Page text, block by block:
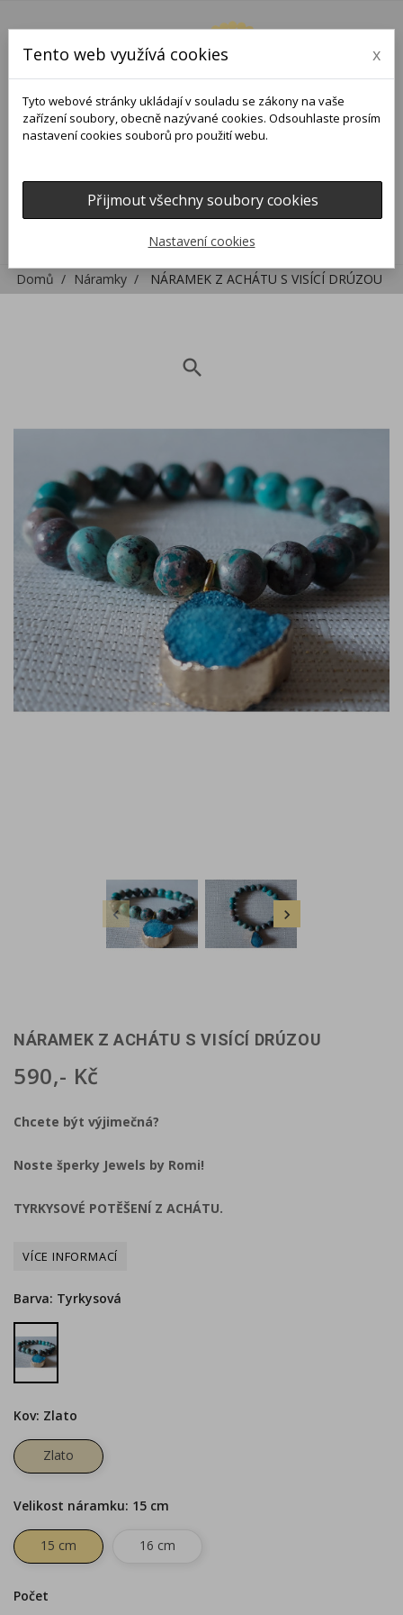
Domů Náramky NÁRAMEK Z ACHÁTU S VISÍCÍ DRÚZOU
search
 
NÁRAMEK Z ACHÁTU S VISÍCÍ DRÚZOU
590,- Kč
Chcete být výjimečná?
Noste šperky Jewels by Romi!
TYRKYSOVÉ POTĚŠENÍ Z ACHÁTU.
Barva: Tyrkysová
Tyrkysová
Kov: Zlato
Zlato
Velikost náramku: 15 cm
15 cm 16 cm
Počet
Tento web využívá cookies x
Tyto webové stránky ukládají v souladu se zákony na vaše
zařízení soubory, obecně nazývané cookies. Odsouhlaste prosím
nastavení cookies souborů pro použití webu.
Přijmout všechny soubory cookies
Nastavení cookies